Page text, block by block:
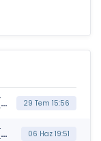
***CLEBI*** ÇELEBİ HAVA SERVİSİ A.Ş. (Özel Durum Açıklaması (Genel)) 29 Tem 15:56
***CLEBI*** ÇELEBİ HAVA SERVİSİ A.Ş. (Birleşme İşlemlerine İlişkin Bildirim) 06 Haz 19:51